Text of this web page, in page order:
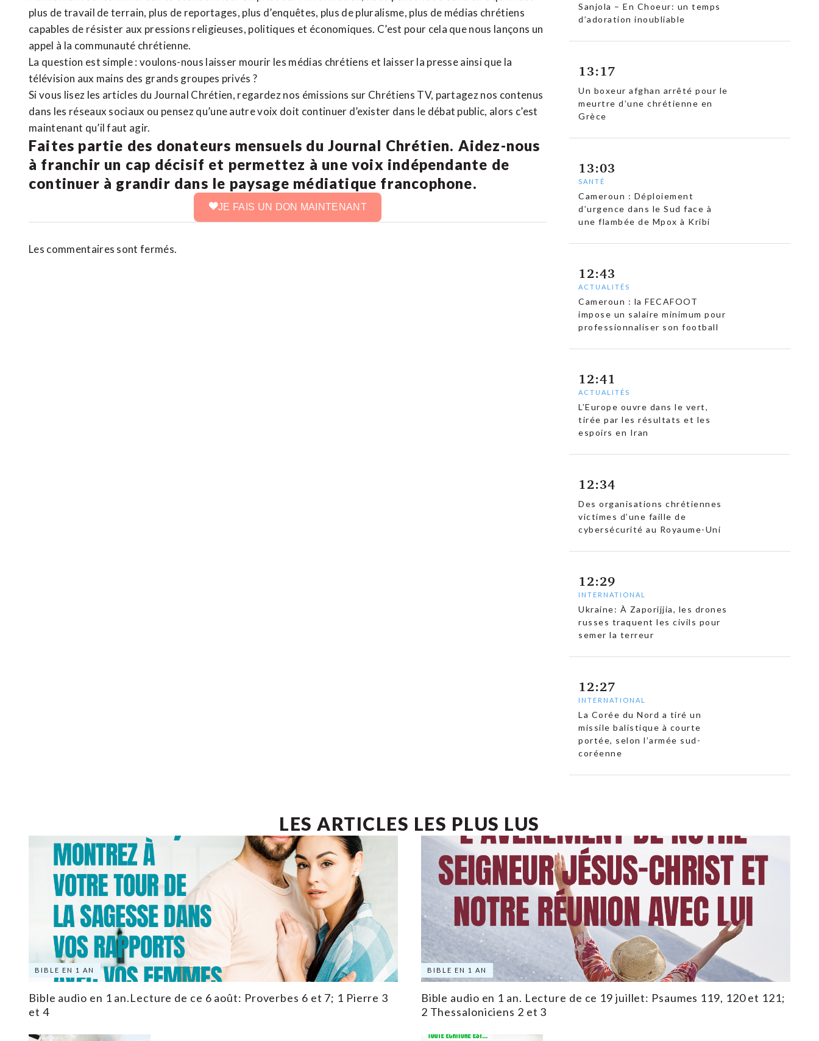
plus de travail de terrain, plus de reportages, plus d’enquêtes, plus de pluralisme, plus de médias chrétiens
capables de résister aux pressions religieuses, politiques et économiques. C’est pour cela que nous lançons un
appel à la communauté chrétienne.
La question est simple : voulons-nous laisser mourir les médias chrétiens et laisser la presse ainsi que la
télévision aux mains des grands groupes privés ?
Si vous lisez les articles du Journal Chrétien, regardez nos émissions sur Chrétiens TV, partagez nos contenus
dans les réseaux sociaux ou pensez qu’une autre voix doit continuer d’exister dans le débat public, alors c’est
maintenant qu’il faut agir.
Faites partie des donateurs mensuels du Journal Chrétien. Aidez-nous
à franchir un cap décisif et permettez à une voix indépendante de
continuer à grandir dans le paysage médiatique francophone.
JE FAIS UN DON MAINTENANT
Les commentaires sont fermés.
Sanjola – En Choeur: un temps
d’adoration inoubliable
13:17
Un boxeur afghan arrêté pour le
meurtre d’une chrétienne en
Grèce
13:03
SANTÉ
Cameroun : Déploiement
d’urgence dans le Sud face à
une flambée de Mpox à Kribi
12:43
ACTUALITÉS
Cameroun : la FECAFOOT
impose un salaire minimum pour
professionnaliser son football
12:41
ACTUALITÉS
L’Europe ouvre dans le vert,
tirée par les résultats et les
espoirs en Iran
12:34
Des organisations chrétiennes
victimes d’une faille de
cybersécurité au Royaume-Uni
12:29
INTERNATIONAL
Ukraine: À Zaporijjia, les drones
russes traquent les civils pour
semer la terreur
12:27
INTERNATIONAL
La Corée du Nord a tiré un
missile balistique à courte
portée, selon l’armée sud-
coréenne
LES ARTICLES LES PLUS LUS
BIBLE EN 1 AN
Bible audio en 1 an.Lecture de ce 6 août: Proverbes 6 et 7; 1 Pierre 3
et 4
BIBLE EN 1 AN
Bible audio en 1 an. Lecture de ce 19 juillet: Psaumes 119, 120 et 121;
2 Thessaloniciens 2 et 3